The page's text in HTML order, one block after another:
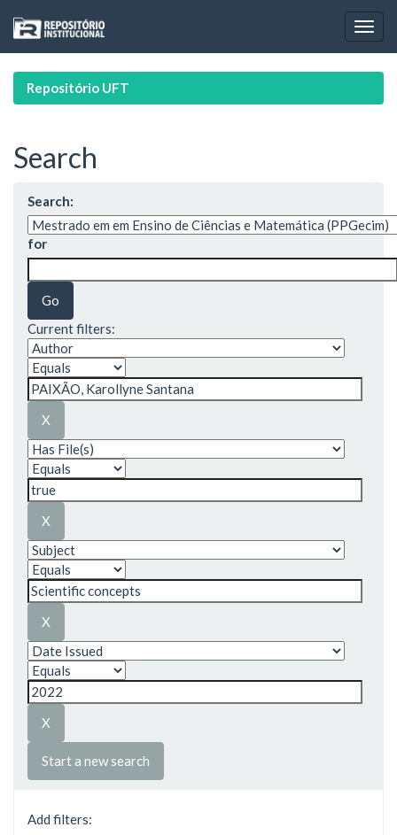
navigation
Repositório UFT
Search
Search:
for
Current filters:
Start a new search
Add filters: